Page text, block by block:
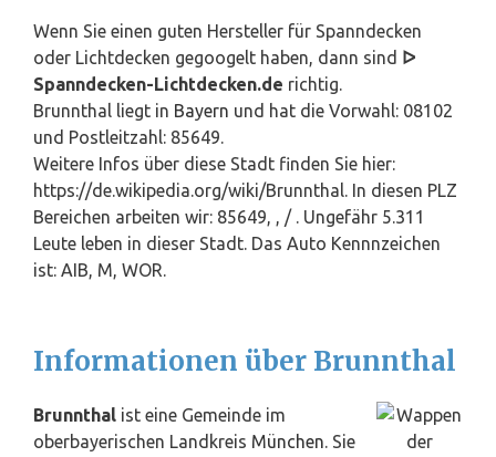
Wenn Sie einen guten Hersteller für Spanndecken
oder Lichtdecken gegoogelt haben, dann sind ᐅ
Spanndecken-Lichtdecken.de richtig.
Brunnthal liegt in Bayern und hat die Vorwahl: 08102
und Postleitzahl: 85649.
Weitere Infos über diese Stadt finden Sie hier:
https://de.wikipedia.org/wiki/Brunnthal. In diesen PLZ
Bereichen arbeiten wir: 85649, , / . Ungefähr 5.311
Leute leben in dieser Stadt. Das Auto Kennnzeichen
ist: AIB, M, WOR.
Informationen über Brunnthal
Brunnthal ist eine Gemeinde im
oberbayerischen Landkreis München. Sie